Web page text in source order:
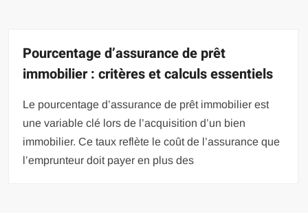
Pourcentage d’assurance de prêt
immobilier : critères et calculs essentiels
Le pourcentage d’assurance de prêt immobilier est
une variable clé lors de l’acquisition d’un bien
immobilier. Ce taux reflète le coût de l’assurance que
l’emprunteur doit payer en plus des